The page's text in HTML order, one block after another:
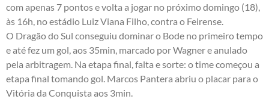
com apenas 7 pontos e volta a jogar no próximo domingo (18),
às 16h, no estádio Luiz Viana Filho, contra o Feirense.
O Dragão do Sul conseguiu dominar o Bode no primeiro tempo
e até fez um gol, aos 35min, marcado por Wagner e anulado
pela arbitragem. Na etapa final, falta e sorte: o time começou a
etapa final tomando gol. Marcos Pantera abriu o placar para o
Vitória da Conquista aos 3min.